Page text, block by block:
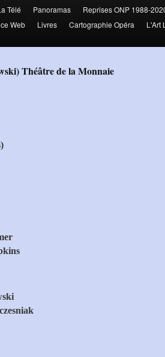
Télé Panoramas Reprises ONP 1988-
Web Livres Cartographie Opéra L'Art
Théâtre de la Monnaie